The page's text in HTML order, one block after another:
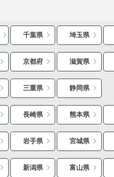
千葉県 埼玉県
京都府 滋賀県
三重県 静岡県
長崎県 熊本県
岩手県 宮城県
新潟県 富山県